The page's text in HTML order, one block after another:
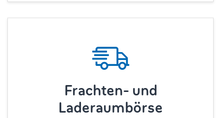
Frachten- und
Laderaumbörse